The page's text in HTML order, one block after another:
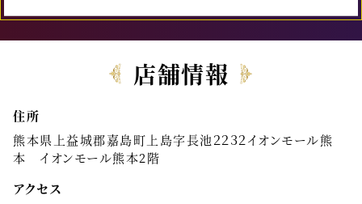
店舗情報
住所
熊本県上益城郡嘉島町上島字長池２２３２イオンモール熊
本 イオンモール熊本2階
アクセス